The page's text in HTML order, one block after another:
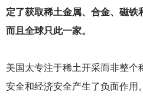
定了获取稀土金属、合金、磁铁
而且全球只此一家。
美国太专注于稀土开采而非整个
安全和经济安全产生了负面作用